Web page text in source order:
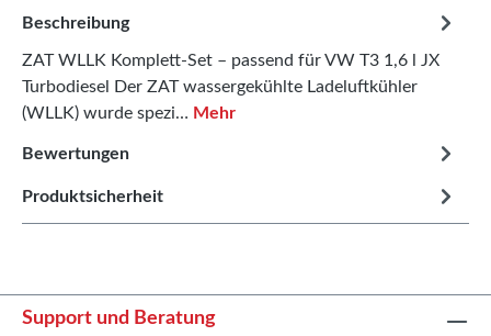
Beschreibung
ZAT WLLK Komplett-Set – passend für VW T3 1,6 l JX
Turbodiesel Der ZAT wassergekühlte Ladeluftkühler
(WLLK) wurde spezi… Mehr
Bewertungen
Produktsicherheit
Support und Beratung